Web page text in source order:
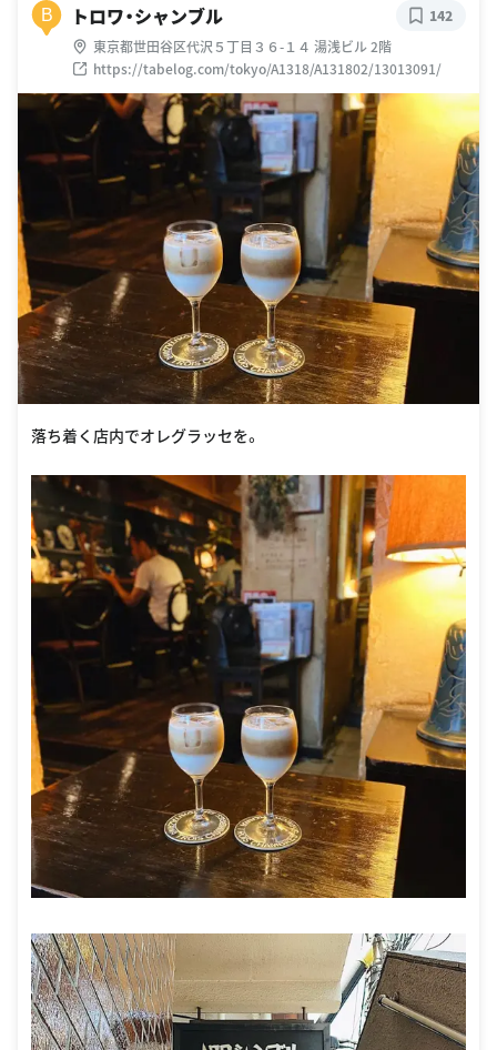
B トロワ・シャンブル
東京都世田谷区代沢５丁目３６-１４ 湯浅ビル 2階
https://tabelog.com/tokyo/A1318/A131802/13013091/
142
落ち着く店内でオレグラッセを。